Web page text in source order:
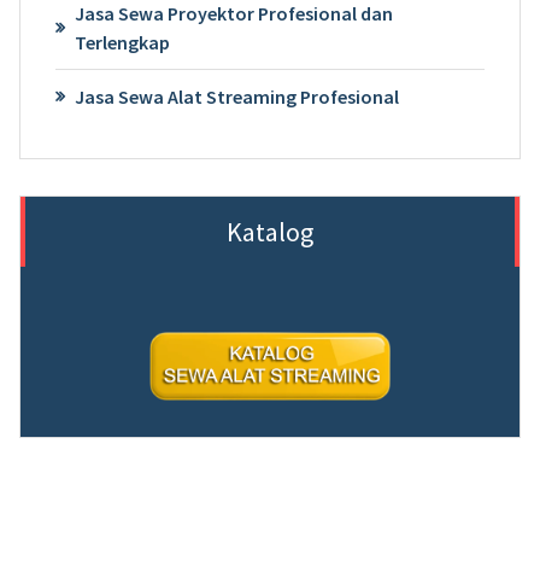
Jasa Sewa Proyektor Profesional dan
Terlengkap
Jasa Sewa Alat Streaming Profesional
Katalog